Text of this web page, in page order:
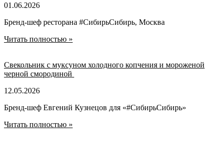
01.06.2026
Бренд-шеф ресторана #СибирьСибирь, Москва
Читать полностью »
Свекольник с муксуном холодного копчения и мороженой
черной смородиной
12.05.2026
Бренд-шеф Евгений Кузнецов для «#CибирьСибирь»
Читать полностью »